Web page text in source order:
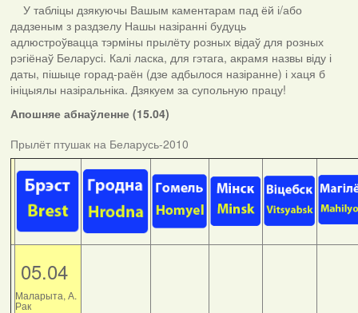
У табліцы дзякуючы Вашым каментарам пад ёй і/або
дадзеным з раздзелу Нашы назіранні будуць
адлюстроўвацца тэрміны прылёту розных відаў для розных
рэгіёнаў Беларусі. Калі ласка, для гэтага, акрамя назвы віду і
даты, пішыце горад-раён (дзе адбылося назіранне) і хаця б
ініцыялы назіральніка. Дзякуем за супольную працу!
Апошняе абнаўленне (15.04)
Прылёт птушак на Беларусь-2010
05.04
Маларыта, А.
Рак